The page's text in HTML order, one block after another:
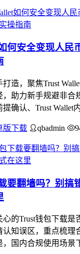
何安全变现人民
造，聚焦Trust
，助力新手规避非合
确认、Trust Wallet
版下载 qbadmin
要翻墙吗？别搞
的Trust钱包下载是
认知误区，重点梳理
国内合规使用场景